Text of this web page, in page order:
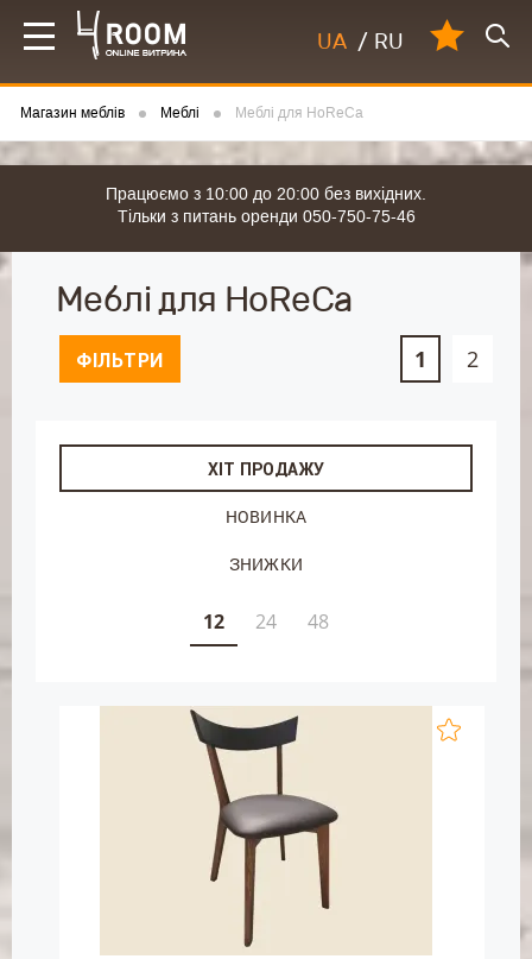
UA / RU
Магазин меблів Меблі Меблі для HoReCa
Працюємо з 10:00 до 20:00 без вихідних.
Тільки з питань оренди 050-750-75-46
Меблі для HoReCa
ФІЛЬТРИ 1 2
ХІТ ПРОДАЖУ
НОВИНКА
ЗНИЖКИ
12 24 48